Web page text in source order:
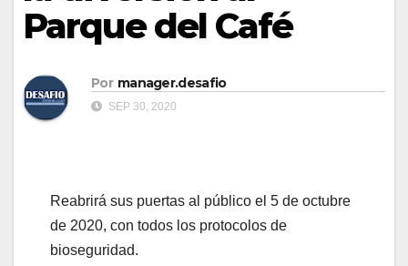
Parque del Café
Por manager.desafio
SEP 30, 2020
Reabrirá sus puertas al público el 5 de octubre
de 2020, con todos los protocolos de
bioseguridad.